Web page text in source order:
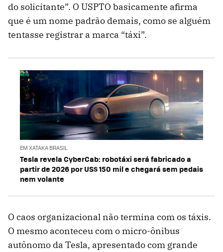
do solicitante”. O USPTO basicamente afirma
que é um nome padrão demais, como se alguém
tentasse registrar a marca “táxi”.
EM XATAKA BRASIL
Tesla revela CyberCab: robotáxi será fabricado a
partir de 2026 por US$ 150 mil e chegará sem pedais
nem volante
O caos organizacional não termina com os táxis.
O mesmo aconteceu com o micro-ônibus
autônomo da Tesla, apresentado com grande